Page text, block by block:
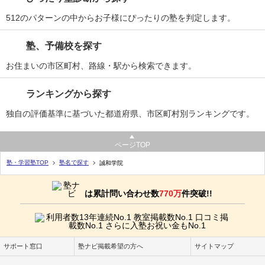
512のパターンの中からお子様にぴったりの塾を判定します。
塾、予備校を探す
お住まいの市区町村、路線・駅から検索できます。
ランキングから探す
独自の評価基準に基づいた都道府県、市区町村別ランキングです。
ページTOP
塾・学習塾TOP 塾名で探す 誠和学院
は累計問い合わせ数770万件突破!!
サポート窓口 塾ナビ掲載希望の方へ サイトマップ